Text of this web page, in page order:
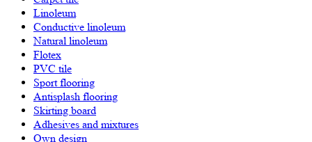
Linoleum
Сonductive linoleum
Natural linoleum
Flotex
PVC tile
Sport flooring
Antisplash flooring
Skirting board
Adhesives and mixtures
Own design